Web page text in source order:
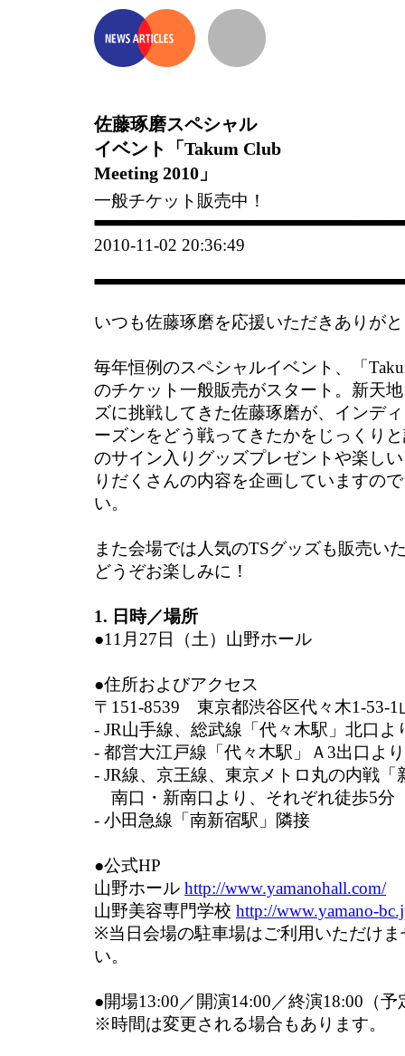
佐藤琢磨スペシャル
イベント「Takum Club
Meeting 2010」
一般チケット販売中！
2010-11-02 20:36:49
いつも佐藤琢磨を応援いただきありが
毎年恒例のスペシャルイベント、「
のチケット一般販売がスタート。新天
ズに挑戦してきた佐藤琢磨が、インデ
ーズンをどう戦ってきたかをじっくり
のサイン入りグッズプレゼントや楽し
りだくさんの内容を企画していますの
い。
また会場では人気のTSグッズも販売い
どうぞお楽しみに！
1. 日時／場所
●11月27日（土）山野ホール
●住所およびアクセス
〒151-8539 東京都渋谷区代々木1-53-1
- JR山手線、総武線「代々木駅」北口よ
- 都営大江戸線「代々木駅」Ａ3出口よ
- JR線、京王線、東京メトロ丸の内戦「
南口・新南口より、それぞれ徒歩5分
- 小田急線「南新宿駅」隣接
●公式HP
山野ホール http://www.yamanohall.com/
山野美容専門学校 http://www.yamano-
※当日会場の駐車場はご利用いただけ
い。
●開場13:00／開演14:00／終演18:00（予
※時間は変更される場合もあります。